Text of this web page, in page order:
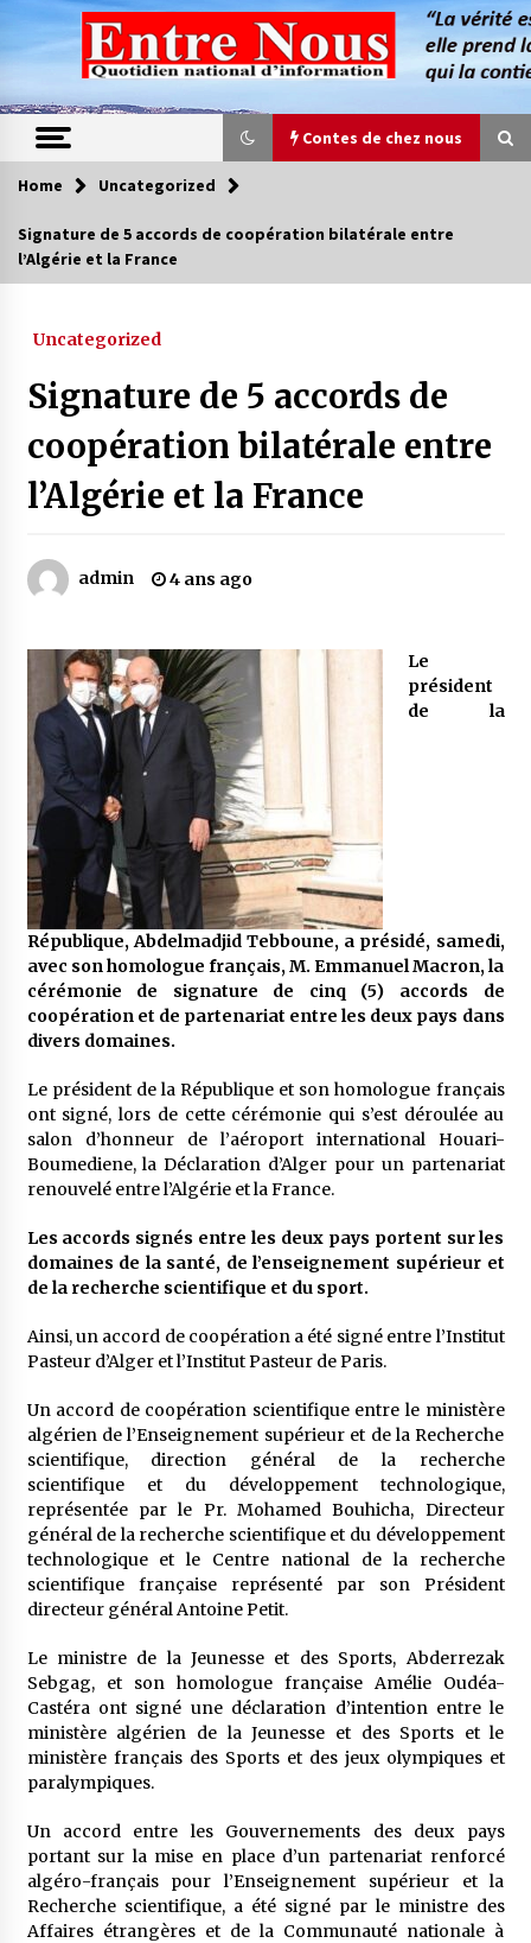
content
Contes de chez nous
Contes de chez nous
Magie de sorcier
4 ans ago
Oum el Gaïla / L’ogresse du M’zab
4 ans ago
Quand on va vite
5 ans ago
« Père, tiens-moi, je vais tomber ! »
5 ans ago
Le bouc de l’Au-delà
5 ans ago
Le monstrueux vieillard (Un récit du Sud
algérien)
Rencontre nocturne dans le désert (Un conte
touareg)
5 ans ago
Un conte targui/ Quand la tête est vide
5 ans ago
Tradition orale/ D’où viennent les contes et à
quoi servent-ils?
6 ans ago
Home Uncategorized
Signature de 5 accords de coopération bilatérale entre
l’Algérie et la France
Uncategorized
Signature de 5 accords de
coopération bilatérale entre
l’Algérie et la France
admin 4 ans ago
Le
président
de la
République, Abdelmadjid Tebboune, a présidé, samedi,
avec son homologue français, M. Emmanuel Macron, la
cérémonie de signature de cinq (5) accords de
coopération et de partenariat entre les deux pays dans
divers domaines.
Le président de la République et son homologue français
ont signé, lors de cette cérémonie qui s’est déroulée au
salon d’honneur de l’aéroport international Houari-
Boumediene, la Déclaration d’Alger pour un partenariat
renouvelé entre l’Algérie et la France.
Les accords signés entre les deux pays portent sur les
domaines de la santé, de l’enseignement supérieur et
de la recherche scientifique et du sport.
Ainsi, un accord de coopération a été signé entre l’Institut
Pasteur d’Alger et l’Institut Pasteur de Paris.
Un accord de coopération scientifique entre le ministère
algérien de l’Enseignement supérieur et de la Recherche
scientifique, direction général de la recherche
scientifique et du développement technologique,
représentée par le Pr. Mohamed Bouhicha, Directeur
général de la recherche scientifique et du développement
technologique et le Centre national de la recherche
scientifique française représenté par son Président
directeur général Antoine Petit.
Le ministre de la Jeunesse et des Sports, Abderrezak
Sebgag, et son homologue française Amélie Oudéa-
Castéra ont signé une déclaration d’intention entre le
ministère algérien de la Jeunesse et des Sports et le
ministère français des Sports et des jeux olympiques et
paralympiques.
Un accord entre les Gouvernements des deux pays
portant sur la mise en place d’un partenariat renforcé
algéro-français pour l’Enseignement supérieur et la
Recherche scientifique, a été signé par le ministre des
Affaires étrangères et de la Communauté nationale à